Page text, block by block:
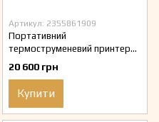
Артикул: 2355861909
Портативний
термоструменевий принтер
Bentsai BT – HH6210 B
20 600 грн
Купити